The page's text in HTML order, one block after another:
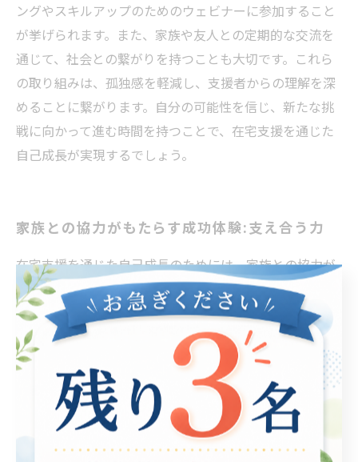
ングやスキルアップのためのウェビナーに参加すること
が挙げられます。また、家族や友人との定期的な交流を
通じて、社会との繋がりを持つことも大切です。これら
の取り組みは、孤独感を軽減し、支援者からの理解を深
めることに繋がります。自分の可能性を信じ、新たな挑
戦に向かって進む時間を持つことで、在宅支援を通じた
自己成長が実現するでしょう。
家族との協力がもたらす成功体験:支え合う力
在宅支援を通じた自己成長のためには、家族との協力が
欠かせません。特に、障害を持つ方々が自立し、社会で
活躍するためには、家族の理解と支援が重要です。例え
ば、日常生活の中でのタスクを家族が手助けすること
で、自己管理能力が向上し、自分自身の生活をより効率
的にコントロールできるようになります。また、コミュ
ニケーションの機会を増やすことで、社会的なつながり
も強化され、孤独感の軽減につながります。 さらに、家
族と共に目標を設定し、それに向かって努力すること